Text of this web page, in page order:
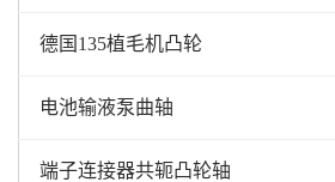
德国135植毛机凸轮
电池输液泵曲轴
端子连接器共轭凸轮轴